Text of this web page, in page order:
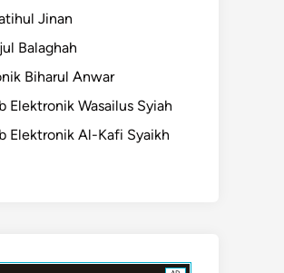
Jinan
Balaghah
Biharul Anwar
Elektronik Wasailus Syiah
Elektronik Al-Kafi Syaikh